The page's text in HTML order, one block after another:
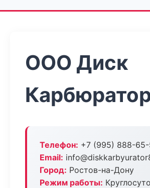
ООО Диск
Телефон: +7 (995) 888-
Email:
Город: Ростов-на-Дону
Режим работы: